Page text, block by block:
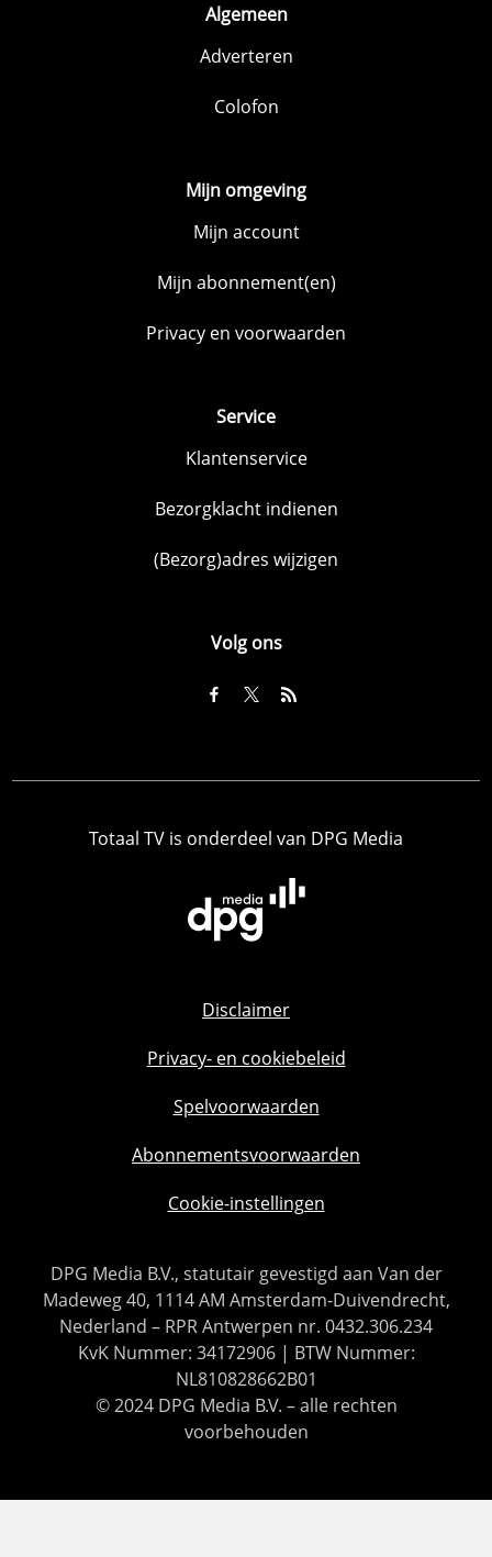
Algemeen
Adverteren
Colofon
Mijn omgeving
Mijn account
Mijn abonnement(en)
Privacy en voorwaarden
Service
Klantenservice
Bezorgklacht indienen
(Bezorg)adres wijzigen
Volg ons
Totaal TV is onderdeel van DPG Media
Disclaimer
Privacy- en cookiebeleid
Spelvoorwaarden
Abonnementsvoorwaarden
Cookie-instellingen
DPG Media B.V., statutair gevestigd aan Van der
Madeweg 40, 1114 AM Amsterdam-Duivendrecht,
Nederland – RPR Antwerpen nr. 0432.306.234
KvK Nummer: 34172906 | BTW Nummer:
NL810828662B01
© 2024 DPG Media B.V. – alle rechten
voorbehouden